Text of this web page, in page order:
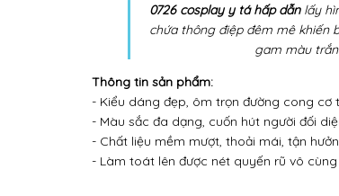
0726 cosplay y tá hấp dẫnlấy
chứa thông điệp đêm mê khiến
gam màu
Thông tin sản phẩm:
- Kiểu dáng đẹp, ôm trọn đường cong
- Màu sắc đa dạng, cuốn hút người đối
- Chất liệu mềm mượt, thoải mái, tận
- Làm toát lên được nét quyến rũ vô